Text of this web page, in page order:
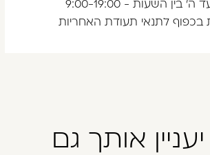
השעות - 9:00-19:00
בכפוף לתנאי תעודת האחריות
אותך גם